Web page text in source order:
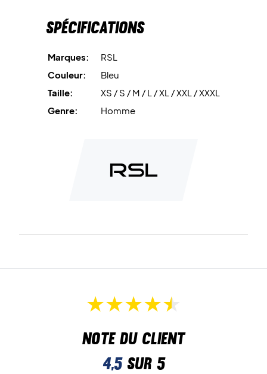
Spécifications
Marques:
RSL
Couleur:
Bleu
Taille:
XS / S / M / L / XL / XXL / XXXL
Genre:
Homme
Note du client
4,5sur 5